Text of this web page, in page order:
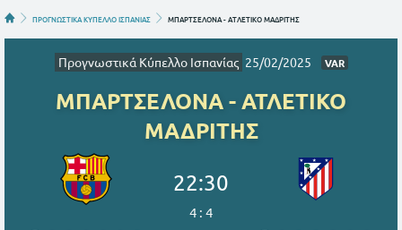
ΠΡΟΓΝΩΣΤΙΚΑ ΚΥΠΕΛΛΟ ΙΣΠΑΝΙΑΣ ΜΠΑΡΤΣΕΛΟΝΑ - ΑΤΛΕΤΙΚΟ ΜΑΔΡΙΤΗΣ
Προγνωστικά Κύπελλο Ισπανίας 25/02/2025 VAR
ΜΠΑΡΤΣΕΛΟΝΑ - ΑΤΛΕΤΙΚΟ
ΜΑΔΡΙΤΗΣ
22:30
4: 4